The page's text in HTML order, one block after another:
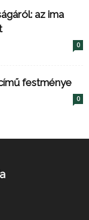
az ima
0
festménye
0